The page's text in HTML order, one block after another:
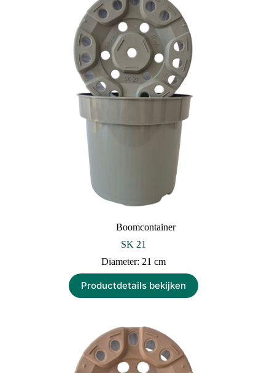
Boomcontainer
SK 21
Diameter: 21 cm
Productdetails bekijken